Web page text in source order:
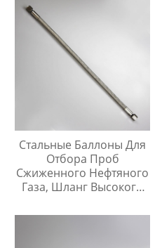
Стальные Баллоны Для
Отбора Проб
Сжиженного Нефтяного
Газа, Шланг Высокого
Метр